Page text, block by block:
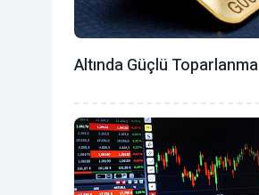
Altında Güçlü Toparlanma